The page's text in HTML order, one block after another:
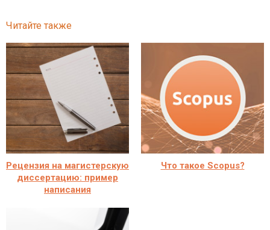
Читайте также
Рецензия на магистерскую
диссертацию: пример
написания
Что такое Scopus?